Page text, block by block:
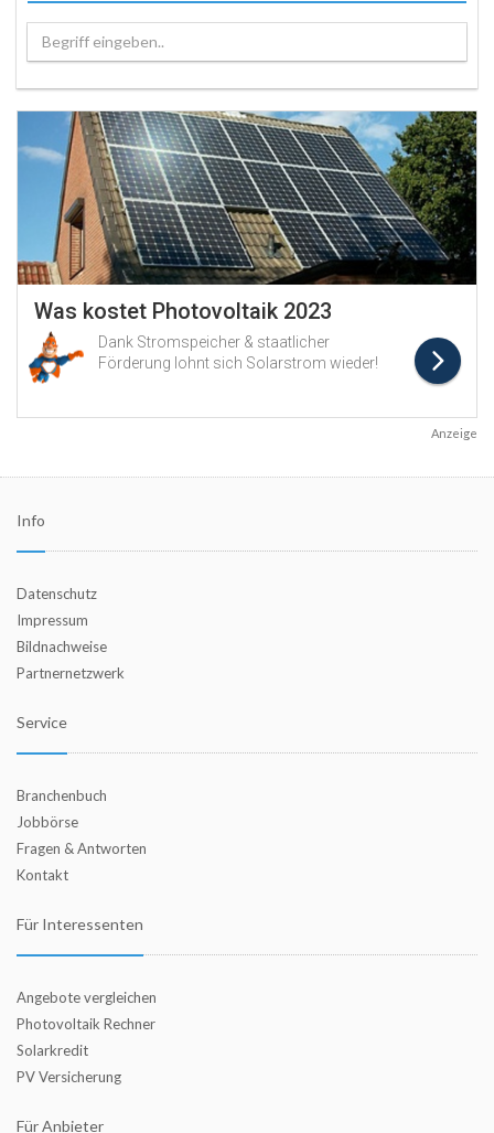
Begriff eingeben..
Anzeige
Info
Datenschutz
Impressum
Bildnachweise
Partnernetzwerk
Service
Branchenbuch
Jobbörse
Fragen & Antworten
Kontakt
Für Interessenten
Angebote vergleichen
Photovoltaik Rechner
Solarkredit
PV Versicherung
Für Anbieter